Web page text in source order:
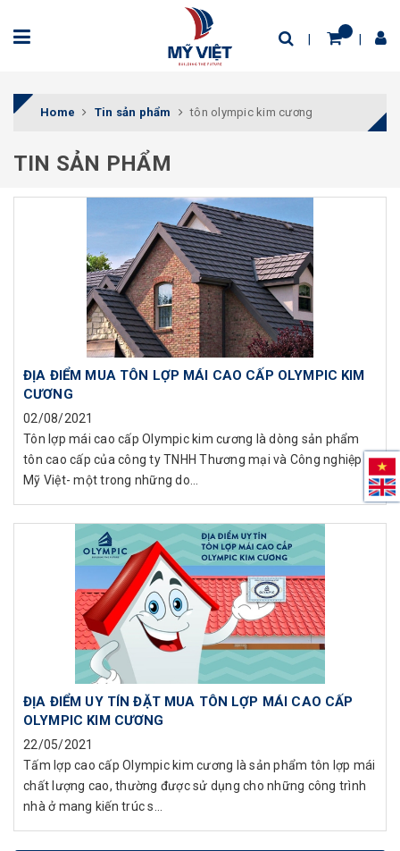
Home Tin sản phẩm tôn olympic kim cương
TIN SẢN PHẨM
ĐỊA ĐIỂM MUA TÔN LỢP MÁI CAO CẤP OLYMPIC KIM
CƯƠNG
02/08/2021
Tôn lợp mái cao cấp Olympic kim cương là dòng sản phẩm
tôn cao cấp của công ty TNHH Thương mại và Công nghiệp
Mỹ Việt- một trong những do...
ĐỊA ĐIỂM UY TÍN ĐẶT MUA TÔN LỢP MÁI CAO CẤP
OLYMPIC KIM CƯƠNG
22/05/2021
Tấm lợp cao cấp Olympic kim cương là sản phẩm tôn lợp mái
chất lượng cao, thường được sử dụng cho những công trình
nhà ở mang kiến trúc s...